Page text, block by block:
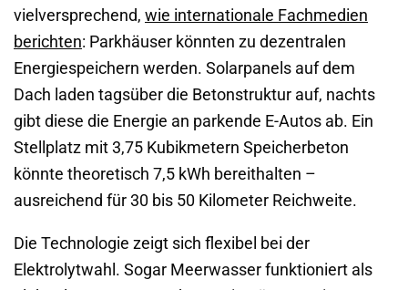
vielversprechend, wie internationale Fachmedien
berichten: Parkhäuser könnten zu dezentralen
Energiespeichern werden. Solarpanels auf dem
Dach laden tagsüber die Betonstruktur auf, nachts
gibt diese die Energie an parkende E-Autos ab. Ein
Stellplatz mit 3,75 Kubikmetern Speicherbeton
könnte theoretisch 7,5 kWh bereithalten –
ausreichend für 30 bis 50 Kilometer Reichweite.
Die Technologie zeigt sich flexibel bei der
Elektrolytwahl. Sogar Meerwasser funktioniert als